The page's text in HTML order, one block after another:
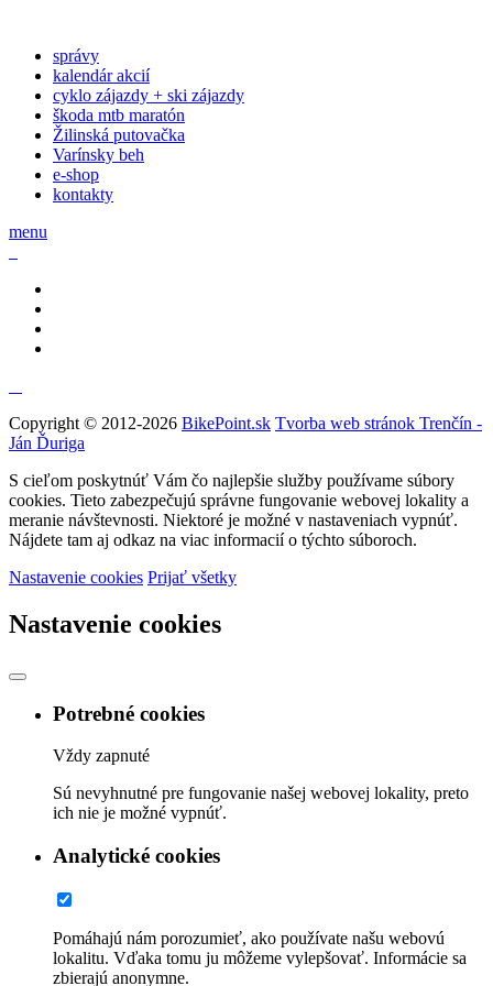
správy
kalendár akcií
cyklo zájazdy + ski zájazdy
škoda mtb maratón
Žilinská putovačka
Varínsky beh
e-shop
kontakty
menu
Copyright © 2012-2026 BikePoint.sk Tvorba web stránok Trenčín -
Ján Ďuriga
S cieľom poskytnúť Vám čo najlepšie služby používame súbory
cookies. Tieto zabezpečujú správne fungovanie webovej lokality a
meranie návštevnosti. Niektoré je možné v nastaveniach vypnúť.
Nájdete tam aj odkaz na viac informacií o týchto súboroch.
Nastavenie cookies Prijať všetky
Nastavenie cookies
Potrebné cookies
Vždy zapnuté
Sú nevyhnutné pre fungovanie našej webovej lokality, preto
ich nie je možné vypnúť.
Analytické cookies
Pomáhajú nám porozumieť, ako používate našu webovú
lokalitu. Vďaka tomu ju môžeme vylepšovať. Informácie sa
zbierajú anonymne.